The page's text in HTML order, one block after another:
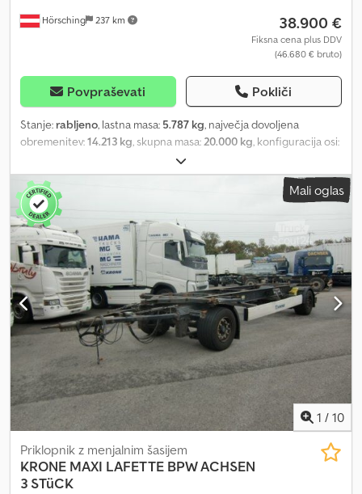
Hörsching 237 km 38.900 €
Fiksna cena plus DDV
(46.680 € bruto)
Povpraševati Pokliči
Stanje: rabljeno, lastna masa: 5.787 kg, največja dovoljena
obremenitev:14.213 kg, skupna masa:20.000 kg, konfiguracija osi:
, naslednji pregled (TÜV):
vzmetenje:zrak, velikost pnevmatike:235/72R17,5, Oprema:ABS,
registracija tovornjaka
, Krone City Liner Profi / Single-axle
curtain-side trailer, forced steering | Toolbox | Spare wheel
carrier, Edscha sliding roof | SAF axles with disc brakes | Unladen
weight: 5,787 kg, payload: 14,213 kg | Tyres: 275/70R22.5 | Tail lift
2,000 kg | Load area length: 11.25 m | Subject to errors, input
mistakes and prior sale. Dcodpfx Acsznw Rgegek
Mali oglas
1 / 10
Priklopnik z menjalnim šasijem
KRONE MAXI LAFETTE BPW ACHSEN
3 STüCK